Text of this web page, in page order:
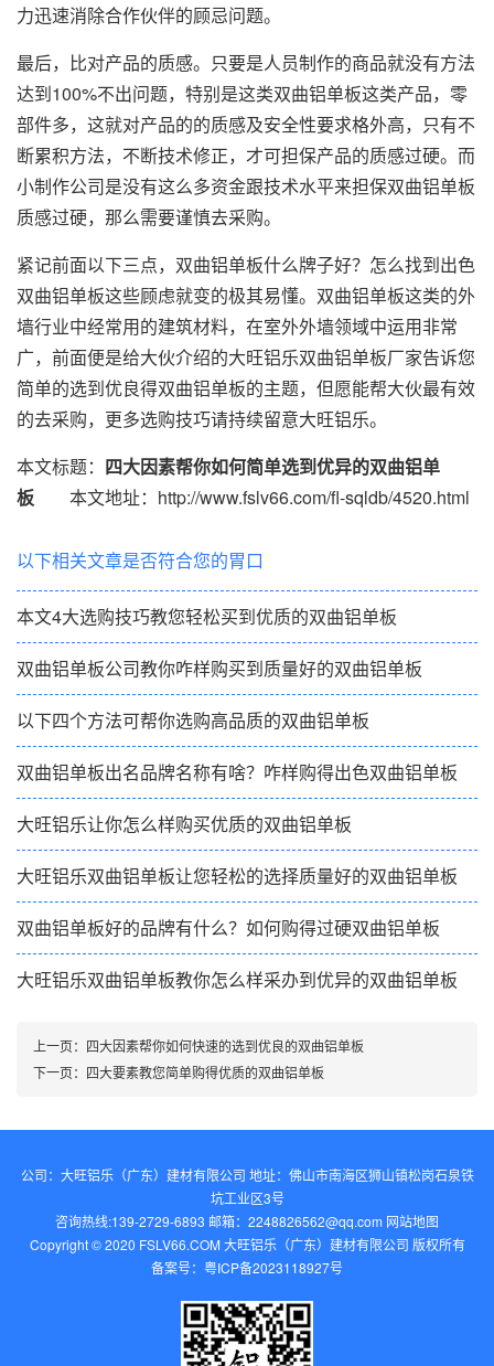
力迅速消除合作伙伴的顾忌问题。
最后，比对产品的质感。只要是人员制作的商品就没有方法
达到100%不出问题，特别是这类双曲铝单板这类产品，零
部件多，这就对产品的的质感及安全性要求格外高，只有不
断累积方法，不断技术修正，才可担保产品的质感过硬。而
小制作公司是没有这么多资金跟技术水平来担保双曲铝单板
质感过硬，那么需要谨慎去采购。
紧记前面以下三点，双曲铝单板什么牌子好？怎么找到出色
双曲铝单板这些顾虑就变的极其易懂。双曲铝单板这类的外
墙行业中经常用的建筑材料，在室外外墙领域中运用非常
广，前面便是给大伙介绍的大旺铝乐双曲铝单板厂家告诉您
简单的选到优良得双曲铝单板的主题，但愿能帮大伙最有效
的去采购，更多选购技巧请持续留意大旺铝乐。
本文标题： 四大因素帮你如何简单选到优异的双曲铝单
板 本文地址：http://www.fslv66.com/fl-sqldb/4520.html
以下相关文章是否符合您的胃口
本文4大选购技巧教您轻松买到优质的双曲铝单板
双曲铝单板公司教你咋样购买到质量好的双曲铝单板
以下四个方法可帮你选购高品质的双曲铝单板
双曲铝单板出名品牌名称有啥？咋样购得出色双曲铝单板
大旺铝乐让你怎么样购买优质的双曲铝单板
大旺铝乐双曲铝单板让您轻松的选择质量好的双曲铝单板
双曲铝单板好的品牌有什么？如何购得过硬双曲铝单板
大旺铝乐双曲铝单板教你怎么样采办到优异的双曲铝单板
上一页： 四大因素帮你如何快速的选到优良的双曲铝单板
下一页： 四大要素教您简单购得优质的双曲铝单板
公司：大旺铝乐（广东）建材有限公司 地址：佛山市南海区狮山镇松岗石泉铁
坑工业区3号
咨询热线:139-2729-6893 邮箱：2248826562@qq.com‬ 网站地图
Copyright © 2020 FSLV66.COM 大旺铝乐（广东）建材有限公司 版权所有
备案号： 粤ICP备2023118927号